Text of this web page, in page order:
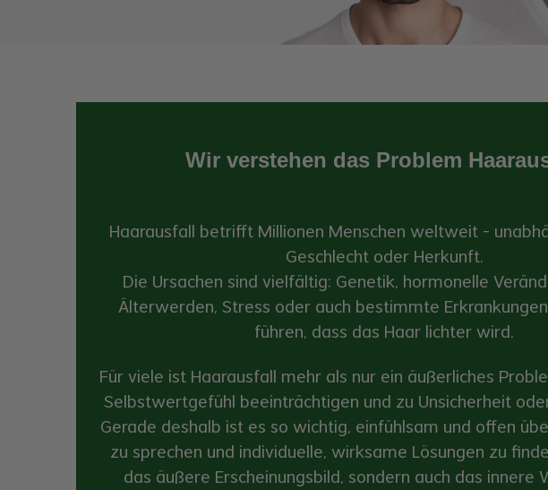
Wir verstehen das Problem
Haarausfall betrifft Millionen Menschen weltweit –
Geschlecht oder Herkunft.
Die Ursachen sind vielfältig: Genetik, hormonelle
Älterwerden, Stress oder auch bestimmte
führen, dass das Haar lichter wird.
Für viele ist Haarausfall mehr als nur ein äußerliches
Selbstwertgefühl beeinträchtigen und zu Unsicherheit
Gerade deshalb ist es so wichtig, einfühlsam und offen
zu sprechen und individuelle, wirksame Lösungen zu
das äußere Erscheinungsbild, sondern auch das innere